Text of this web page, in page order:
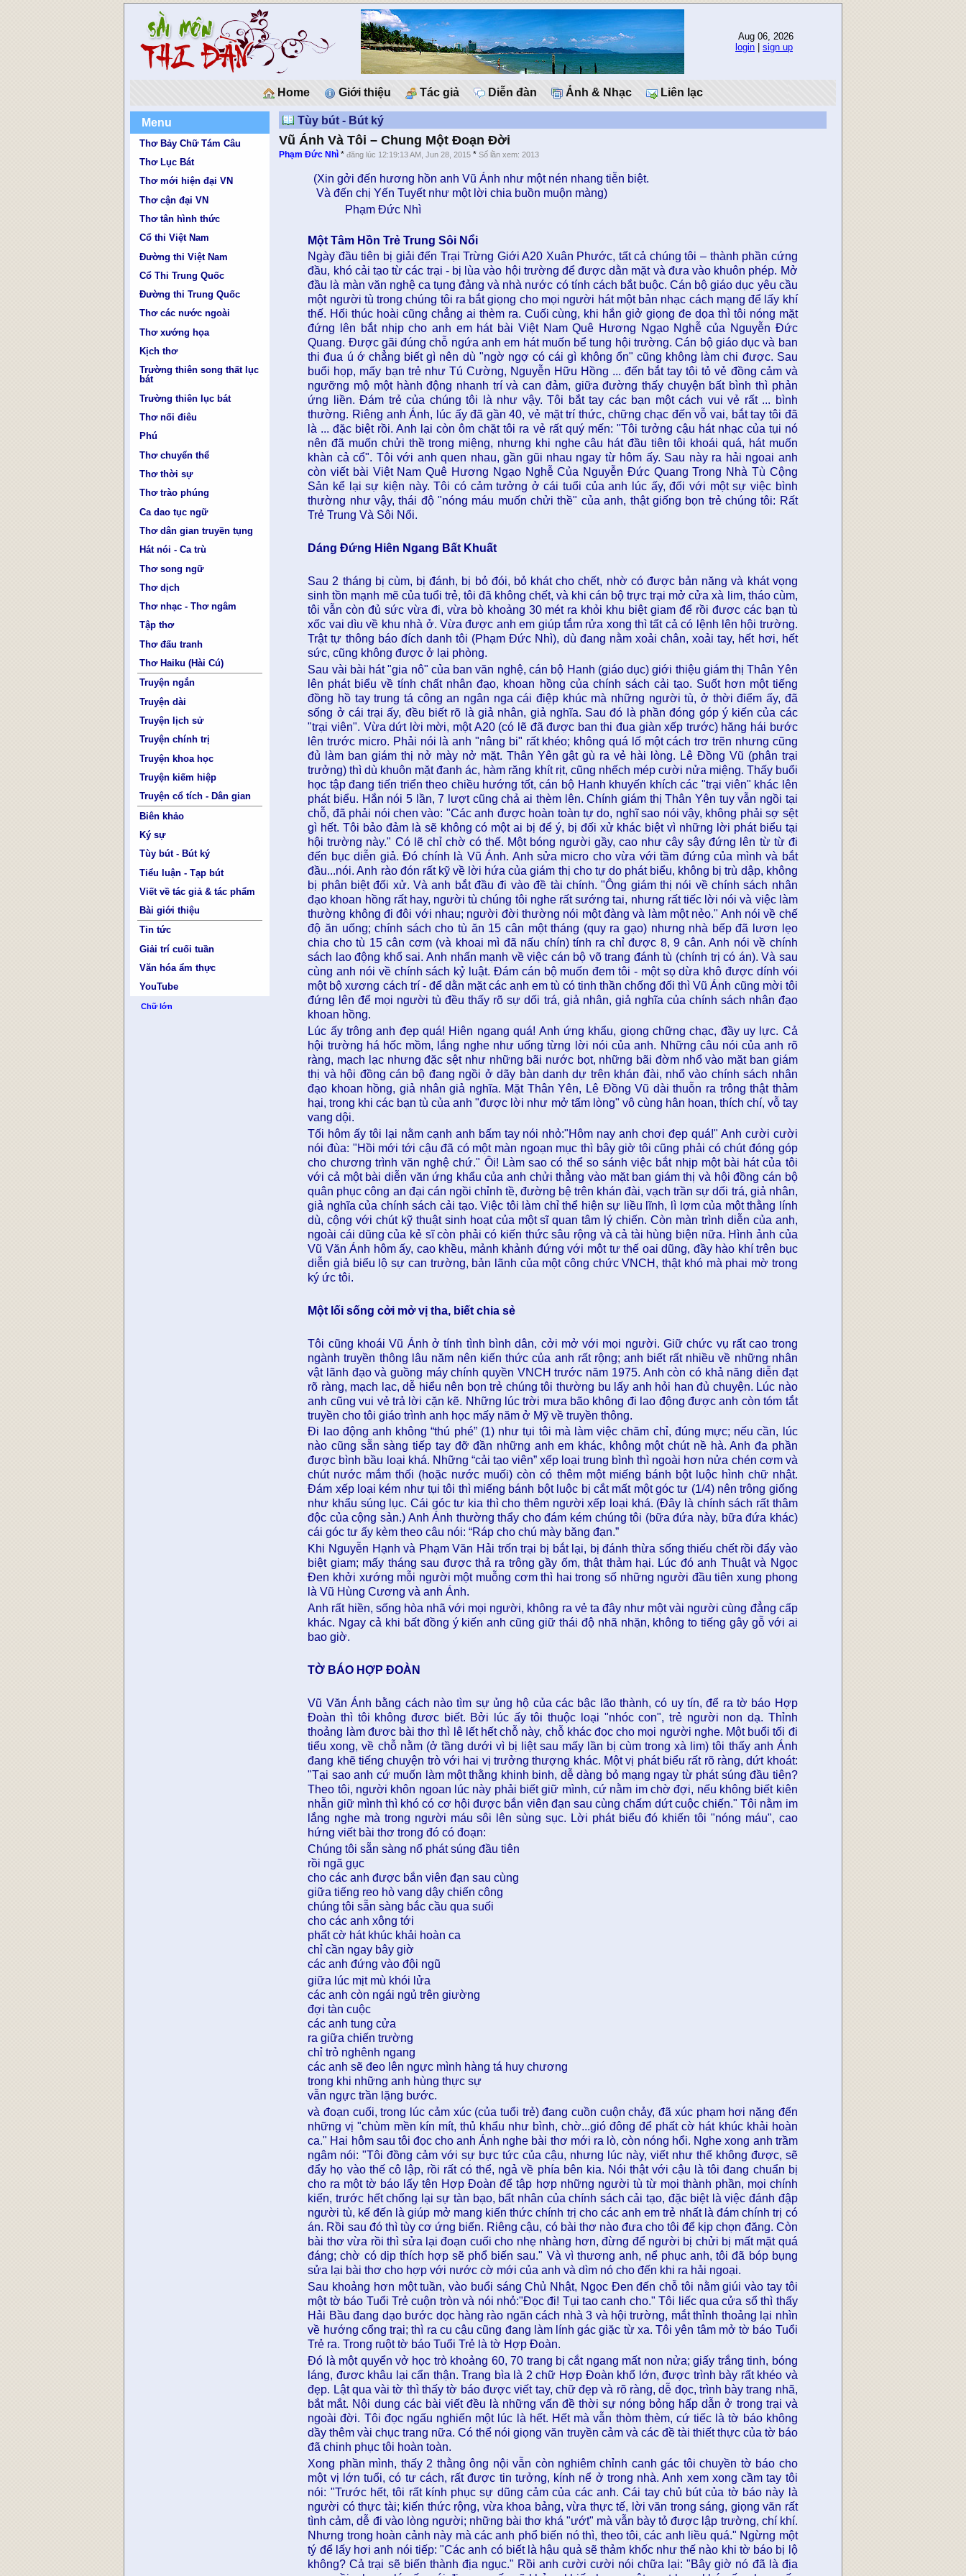
Aug 06, 2026
login
sign up
Home Giới thiệu Tác giả Diễn đàn Ảnh & Nhạc Liên lạc
Menu
Thơ Bảy Chữ Tám Câu
Thơ Lục Bát
Thơ mới hiện đại VN
Thơ cận đại VN
Thơ tân hình thức
Cổ thi Việt Nam
Đường thi Việt Nam
Cổ Thi Trung Quốc
Đường thi Trung Quốc
Thơ các nước ngoài
Thơ xướng họa
Kịch thơ
Trường thiên song thất lục
bát
Trường thiên lục bát
Thơ nối điêu
Phú
Thơ chuyển thể
Thơ thời sự
Thơ trào phúng
Ca dao tục ngữ
Thơ dân gian truyền tụng
Hát nói - Ca trù
Thơ song ngữ
Thơ dịch
Thơ nhạc - Thơ ngâm
Tập thơ
Thơ đấu tranh
Thơ Haiku (Hài Cú)
Truyện ngắn
Truyện dài
Truyện lịch sử
Truyện chính trị
Truyện khoa học
Truyện kiếm hiệp
Truyện cổ tích - Dân gian
Biên khảo
Ký sự
Tùy bút - Bút ký
Tiểu luận - Tạp bút
Viết về tác giả & tác phẩm
Bài giới thiệu
Tin tức
Giải trí cuối tuần
Văn hóa ẩm thực
YouTube
Chữ lớn
Tùy bút - Bút ký
Vũ Ánh Và Tôi – Chung Một Đoạn Đời
Phạm Đức Nhì *đăng lúc 12:19:13 AM, Jun 28, 2015 *Số lần xem: 2013
(Xin gởi đến hương hồn anh Vũ Ánh như một nén nhang tiễn biệt.
Và đến chị Yến Tuyết như một lời chia buồn muộn màng)
Phạm Đức Nhì
Một Tâm Hồn Trẻ Trung Sôi Nổi
Ngày đầu tiên bị giải đến Trại Trừng Giới A20 Xuân Phước, tất cả chúng tôi – thành phần cứng
đầu, khó cải tạo từ các trại - bị lùa vào hội trường để được dằn mặt và đưa vào khuôn phép. Mở
đầu là màn văn nghệ ca tụng đảng và nhà nước có tính cách bắt buộc. Cán bộ giáo dục yêu cầu
một người tù trong chúng tôi ra bắt giọng cho mọi người hát một bản nhạc cách mạng để lấy khí
thế. Hối thúc hoài cũng chẳng ai thèm ra. Cuối cùng, khi hắn giở giọng đe dọa thì tôi nóng mặt
đứng lên bắt nhịp cho anh em hát bài Việt Nam Quê Hương Ngạo Nghễ của Nguyễn Đức
Quang. Được gãi đúng chỗ ngứa anh em hát muốn bể tung hội trường. Cán bộ giáo dục và ban
thi đua ú ớ chẳng biết gì nên dù "ngờ ngợ có cái gì không ổn" cũng không làm chi được. Sau
buổi họp, mấy bạn trẻ như Tú Cường, Nguyễn Hữu Hồng ... đến bắt tay tôi tỏ vẻ đồng cảm và
ngưỡng mộ một hành động nhanh trí và can đảm, giữa đường thấy chuyện bất bình thì phản
ứng liền. Đám trẻ của chúng tôi là như vậy. Tôi bắt tay các bạn một cách vui vẻ rất ... bình
thường. Riêng anh Ánh, lúc ấy đã gần 40, vẻ mặt trí thức, chững chạc đến vỗ vai, bắt tay tôi đã
là ... đặc biệt rồi. Anh lại còn ôm chặt tôi ra vẻ rất quý mến: "Tôi tưởng cậu hát nhạc của tụi nó
nên đã muốn chửi thề trong miệng, nhưng khi nghe câu hát đầu tiên tôi khoái quá, hát muốn
khàn cả cổ". Tôi với anh quen nhau, gần gũi nhau ngay từ hôm ấy. Sau này ra hải ngoai anh
còn viết bài Việt Nam Quê Hương Ngạo Nghễ Của Nguyễn Đức Quang Trong Nhà Tù Cộng
Sản kể lại sự kiện này. Tôi có cảm tưởng ở cái tuổi của anh lúc ấy, đối với một sự việc bình
thường như vậy, thái độ "nóng máu muốn chửi thề" của anh, thật giống bọn trẻ chúng tôi: Rất
Trẻ Trung Và Sôi Nổi.
Dáng Đứng Hiên Ngang Bất Khuất
Sau 2 tháng bị cùm, bị đánh, bị bỏ đói, bỏ khát cho chết, nhờ có được bản năng và khát vọng
sinh tồn mạnh mẽ của tuổi trẻ, tôi đã không chết, và khi cán bộ trực trại mở cửa xà lim, tháo cùm,
tôi vẫn còn đủ sức vừa đi, vừa bò khoảng 30 mét ra khỏi khu biệt giam để rồi đươc các bạn tù
xốc vai dìu về khu nhà ở. Vừa được anh em giúp tắm rửa xong thì tất cả có lệnh lên hội trường.
Trật tự thông báo đích danh tôi (Phạm Đức Nhì), dù đang nằm xoải chân, xoải tay, hết hơi, hết
sức, cũng không được ở lại phòng.
Sau vài bài hát "gia nô" của ban văn nghệ, cán bộ Hanh (giáo dục) giới thiệu giám thị Thân Yên
lên phát biểu về tính chất nhân đạo, khoan hồng của chính sách cải tạo. Suốt hơn một tiếng
đồng hồ tay trung tá công an ngân nga cái điệp khúc mà những người tù, ở thời điểm ấy, đã
sống ở cái trại ấy, đều biết rõ là giả nhân, giả nghĩa. Sau đó là phần đóng góp ý kiến của các
"trại viên". Vừa dứt lời mời, một A20 (có lẽ đã được ban thi đua giàn xếp trước) hăng hái bước
lên trước micro. Phải nói là anh "nâng bi" rất khéo; không quá lố một cách trơ trẽn nhưng cũng
đủ làm ban giám thị nở mày nở mặt. Thân Yên gật gù ra vẻ hài lòng. Lê Đồng Vũ (phân trại
trưởng) thì dù khuôn mặt đanh ác, hàm răng khít rịt, cũng nhếch mép cười nửa miệng. Thấy buổi
học tập đang tiến triển theo chiều hướng tốt, cán bộ Hanh khuyến khích các "trại viên" khác lên
phát biểu. Hắn nói 5 lần, 7 lượt cũng chả ai thèm lên. Chính giám thị Thân Yên tuy vẫn ngồi tại
chỗ, đã phải nói chen vào: "Các anh được hoàn toàn tự do, nghĩ sao nói vậy, không phải sợ sệt
gì hết. Tôi bảo đảm là sẽ không có một ai bị để ý, bị đối xử khác biệt vì những lời phát biểu tại
hội trường này." Có lẽ chỉ chờ có thế. Một bóng người gầy, cao như cây sậy đứng lên từ từ đi
đến bục diễn giả. Đó chính là Vũ Ánh. Anh sửa micro cho vừa với tầm đứng của mình và bắt
đầu...nói. Anh rào đón rất kỹ về lời hứa của giám thị cho tự do phát biểu, không bị trù dập, không
bị phân biệt đối xử. Và anh bắt đầu đi vào đề tài chính. "Ông giám thị nói về chính sách nhân
đạo khoan hồng rất hay, người tù chúng tôi nghe rất sướng tai, nhưng rất tiếc lời nói và việc làm
thường không đi đôi với nhau; người đời thường nói một đàng và làm một nẻo." Anh nói về chế
độ ăn uống; chính sách cho tù ăn 15 cân một tháng (quy ra gạo) nhưng nhà bếp đã lươn lẹo
chia cho tù 15 cân cơm (và khoai mì đã nấu chín) tính ra chỉ được 8, 9 cân. Anh nói về chính
sách lao động khổ sai. Anh nhấn mạnh về việc cán bộ võ trang đánh tù (chính trị có án). Và sau
cùng anh nói về chính sách kỷ luật. Đám cán bộ muốn đem tôi - một sọ dừa khô được dính vói
một bộ xương cách trí - để dằn mặt các anh em tù có tinh thần chống đối thì Vũ Ánh cũng mời tôi
đứng lên để mọi người tù đều thấy rõ sự dối trá, giả nhân, giả nghĩa của chính sách nhân đạo
khoan hồng.
Lúc ấy trông anh đẹp quá! Hiên ngang quá! Anh ứng khẩu, giọng chững chạc, đầy uy lực. Cả
hội trường há hốc mồm, lắng nghe như uống từng lời nói của anh. Những câu nói của anh rõ
ràng, mạch lạc nhưng đặc sệt như những bãi nước bọt, những bãi đờm nhổ vào mặt ban giám
thị và hội đồng cán bộ đang ngồi ở dãy bàn danh dự trên khán đài, nhổ vào chính sách nhân
đạo khoan hồng, giả nhân giả nghĩa. Mặt Thân Yên, Lê Đồng Vũ dài thuỗn ra trông thật thảm
hại, trong khi các bạn tù của anh "được lời như mở tấm lòng" vô cùng hân hoan, thích chí, vỗ tay
vang dội.
Tối hôm ấy tôi lại nằm cạnh anh bấm tay nói nhỏ:"Hôm nay anh chơi đẹp quá!" Anh cười cười
nói đùa: "Hồi mới tới cậu đã có một màn ngoạn mục thì bây giờ tôi cũng phải có chút đóng góp
cho chương trình văn nghệ chứ." Ôi! Làm sao có thể so sánh việc bắt nhịp một bài hát của tôi
với cả một bài diễn văn ứng khẩu của anh chửi thẳng vào mặt ban giám thị và hội đồng cán bộ
quân phục công an đại cán ngồi chỉnh tề, đường bệ trên khán đài, vạch trần sự dối trá, giả nhân,
giả nghĩa của chính sách cải tạo. Việc tôi làm chỉ thể hiện sự liều lĩnh, lì lợm của một thằng lính
dù, cộng với chút kỹ thuật sinh hoạt của một sĩ quan tâm lý chiến. Còn màn trình diễn của anh,
ngoài cái dũng của kẻ sĩ còn phải có kiến thức sâu rộng và cả tài hùng biện nữa. Hình ảnh của
Vũ Văn Ánh hôm ấy, cao khều, mảnh khảnh đứng với một tư thế oai dũng, đầy hào khí trên bục
diễn giả biểu lộ sự can trường, bản lãnh của một công chức VNCH, thật khó mà phai mờ trong
ký ức tôi.
Một lối sống cởi mở vị tha, biết chia sẻ
Tôi cũng khoái Vũ Ánh ở tính tình bình dân, cởi mở với mọi người. Giữ chức vụ rất cao trong
ngành truyền thông lâu năm nên kiến thức của anh rất rộng; anh biết rất nhiều về những nhân
vật lãnh đạo và guồng máy chính quyền VNCH trước năm 1975. Anh còn có khả năng diễn đạt
rõ ràng, mạch lạc, dễ hiểu nên bọn trẻ chúng tôi thường bu lấy anh hỏi han đủ chuyện. Lúc nào
anh cũng vui vẻ trả lời cặn kẽ. Những lúc trời mưa bão không đi lao động được anh còn tóm tắt
truyền cho tôi giáo trình anh học mấy năm ở Mỹ về truyền thông.
Đi lao động anh không “thú phé” (1) như tụi tôi mà làm việc chăm chỉ, đúng mực; nếu cần, lúc
nào cũng sẵn sàng tiếp tay đỡ đần những anh em khác, không một chút nề hà. Anh đa phần
được bình bầu loại khá. Những “cải tạo viên” xếp loại trung bình thì ngoài hơn nửa chén cơm và
chút nước mắm thối (hoặc nước muối) còn có thêm một miếng bánh bột luộc hình chữ nhật.
Đám xếp loại kém như tụi tôi thì miếng bánh bột luộc bị cắt mất một góc tư (1/4) nên trông giống
như khẩu súng lục. Cái góc tư kia thì cho thêm người xếp loại khá. (Đây là chính sách rất thâm
độc của cộng sản.) Anh Ánh thường thẩy cho đám kém chúng tôi (bữa đứa này, bữa đứa khác)
cái góc tư ấy kèm theo câu nói: “Ráp cho chú mày băng đạn.”
Khi Nguyễn Hạnh và Phạm Văn Hải trốn trại bị bắt lại, bị đánh thừa sống thiếu chết rồi đẩy vào
biệt giam; mấy tháng sau được thả ra trông gầy ốm, thật thảm hại. Lúc đó anh Thuật và Ngọc
Đen khởi xướng mỗi người một muỗng cơm thì hai trong số những người đầu tiên xung phong
là Vũ Hùng Cương và anh Ánh.
Anh rất hiền, sống hòa nhã với mọi người, không ra vẻ ta đây như một vài người cùng đẳng cấp
khác. Ngay cả khi bất đồng ý kiến anh cũng giữ thái độ nhã nhặn, không to tiếng gây gỗ với ai
bao giờ.
TỜ BÁO HỢP ĐOÀN
Vũ Văn Ánh bằng cách nào tìm sự ủng hộ của các bậc lão thành, có uy tín, để ra tờ báo Hợp
Đoàn thì tôi không đươc biết. Bởi lúc ấy tôi thuộc loại "nhóc con", trẻ người non dạ. Thỉnh
thoảng làm đươc bài thơ thì lê lết hết chỗ này, chỗ khác đọc cho mọi người nghe. Một buổi tối đi
tiểu xong, về chỗ nằm (ở tầng dưới vì bị liệt sau mấy lần bị cùm trong xà lim) tôi thấy anh Ánh
đang khẽ tiếng chuyện trò với hai vị trưởng thượng khác. Một vị phát biểu rất rõ ràng, dứt khoát:
"Tại sao anh cứ muốn làm một thằng khinh binh, dễ dàng bỏ mạng ngay từ phát súng đầu tiên?
Theo tôi, người khôn ngoan lúc này phải biết giữ mình, cứ nằm im chờ đợi, nếu không biết kiên
nhẫn giữ mình thì khó có cơ hội được bắn viên đạn sau cùng chấm dứt cuộc chiến." Tôi nằm im
lắng nghe mà trong người máu sôi lên sùng sục. Lời phát biểu đó khiến tôi "nóng máu", cao
hứng viết bài thơ trong đó có đoạn:
Chúng tôi sẵn sàng nổ phát súng đầu tiên
rồi ngã gục
cho các anh được bắn viên đạn sau cùng
giữa tiếng reo hò vang dậy chiến công
chúng tôi sẵn sàng bắc cầu qua suối
cho các anh xông tới
phất cờ hát khúc khải hoàn ca
chỉ cần ngay bây giờ
các anh đứng vào đội ngũ
giữa lúc mịt mù khói lửa
các anh còn ngái ngủ trên giường
đợi tàn cuộc
các anh tung cửa
ra giữa chiến trường
chỉ trỏ nghênh ngang
các anh sẽ đeo lên ngực mình hàng tá huy chương
trong khi những anh hùng thực sự
vẫn ngực trần lặng bước.
và đoạn cuối, trong lúc cảm xúc (của tuổi trẻ) đang cuồn cuộn chảy, đã xúc phạm hơi nặng đến
những vị "chùm mền kín mít, thủ khẩu như bình, chờ...gió đông để phất cờ hát khúc khải hoàn
ca." Hai hôm sau tôi đọc cho anh Ánh nghe bài thơ mới ra lò, còn nóng hổi. Nghe xong anh trầm
ngâm nói: "Tôi đồng cảm với sự bực tức của cậu, nhưng lúc này, viết như thế không được, sẽ
đẩy họ vào thế cô lập, rồi rất có thể, ngả về phía bên kia. Nói thật với cậu là tôi đang chuẩn bị
cho ra một tờ báo lấy tên Hợp Đoàn để tập hợp những người tù từ mọi thành phần, mọi chính
kiến, trước hết chống lại sự tàn bạo, bất nhân của chính sách cải tạo, đặc biệt là việc đánh đập
người tù, kế đến là giúp mở mang kiến thức chính trị cho các anh em trẻ nhất là đám chính trị có
án. Rồi sau đó thì tùy cơ ứng biến. Riêng cậu, có bài thơ nào đưa cho tôi để kịp chọn đăng. Còn
bài thơ vừa rồi thì sửa lại đoạn cuối cho nhẹ nhàng hơn, đừng để người bị chửi bị mất mặt quá
đáng; chờ có dịp thích hợp sẽ phổ biến sau." Và vì thương anh, nể phục anh, tôi đã bóp bụng
sửa lại bài thơ cho hợp với nước cờ mới của anh và dìm nó cho đến khi ra hải ngoại.
Sau khoảng hơn một tuần, vào buổi sáng Chủ Nhật, Ngọc Đen đến chỗ tôi nằm giúi vào tay tôi
một tờ báo Tuổi Trẻ cuộn tròn và nói nhỏ:"Đọc đi! Tụi tao canh cho." Tôi liếc qua cửa sổ thì thấy
Hải Bầu đang dạo bước dọc hàng rào ngăn cách nhà 3 và hội trường, mắt thỉnh thoảng lại nhìn
về hướng cổng trại; thì ra cu cậu cũng đang làm lính gác giặc từ xa. Tôi yên tâm mở tờ báo Tuổi
Trẻ ra. Trong ruột tờ báo Tuổi Trẻ là tờ Hợp Đoàn.
Đó là một quyển vở học trò khoảng 60, 70 trang bị cắt ngang mất non nửa; giấy trắng tinh, bóng
láng, đươc khâu lại cẩn thận. Trang bìa là 2 chữ Hợp Đoàn khổ lớn, được trình bày rất khéo và
đẹp. Lật qua vài tờ thì thấy tờ báo được viết tay, chữ đẹp và rõ ràng, dễ đọc, trình bày trang nhã,
bắt mắt. Nội dung các bài viết đều là những vấn đề thời sự nóng bỏng hấp dẫn ở trong trại và
ngoài đời. Tôi đọc ngấu nghiến một lúc là hết. Hết mà vẫn thòm thèm, cứ tiếc là tờ báo không
dầy thêm vài chục trang nữa. Có thể nói giọng văn truyền cảm và các đề tài thiết thực của tờ báo
đã chinh phục tôi hoàn toàn.
Xong phần mình, thấy 2 thằng ông nội vẫn còn nghiêm chỉnh canh gác tôi chuyền tờ báo cho
một vị lớn tuổi, có tư cách, rất được tin tưởng, kính nể ở trong nhà. Anh xem xong cầm tay tôi
nói: "Trước hết, tôi rất kính phục sự dũng cảm của các anh. Cái tay chủ bút của tờ báo này là
người có thực tài; kiến thức rộng, vừa khoa bảng, vừa thực tế, lời văn trong sáng, giọng văn rất
tình cảm, dễ đi vào lòng người; những bài thơ khá "ướt" mà vẫn bày tỏ được lập trường, chí khí.
Nhưng trong hoàn cảnh này mà các anh phổ biến nó thì, theo tôi, các anh liều quá." Ngừng một
tý để lấy hơi anh nói tiếp: "Các anh có biết là hậu quả sẽ thảm khốc như thế nào khi tờ báo bị lộ
không? Cả trại sẽ biến thành địa ngục." Rồi anh cười cười nói chữa lại: "Bây giờ nó đã là địa